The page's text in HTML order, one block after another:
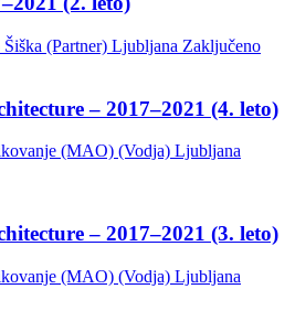
(Partner) Ljubljana Zaključeno
– 2017–2021 (4. leto)
(MAO) (Vodja) Ljubljana
– 2017–2021 (3. leto)
(MAO) (Vodja) Ljubljana